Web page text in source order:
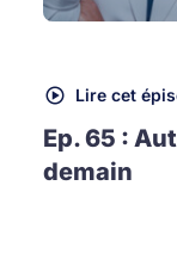
Lire cet
Ep. 65 :
demain